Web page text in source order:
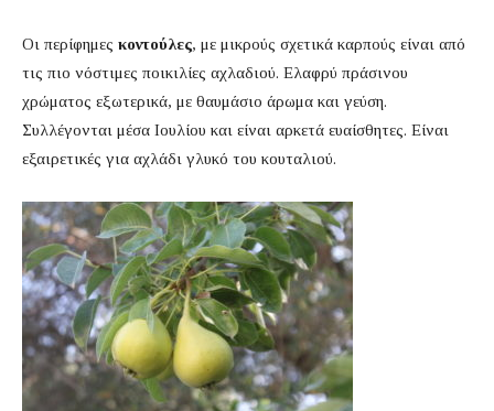
Οι περίφημες κοντούλες, με μικρούς σχετικά καρπούς είναι από
τις πιο νόστιμες ποικιλίες αχλαδιού. Ελαφρύ πράσινου
χρώματος εξωτερικά, με θαυμάσιο άρωμα και γεύση.
Συλλέγονται μέσα Ιουλίου και είναι αρκετά ευαίσθητες. Είναι
εξαιρετικές για αχλάδι γλυκό του κουταλιού.